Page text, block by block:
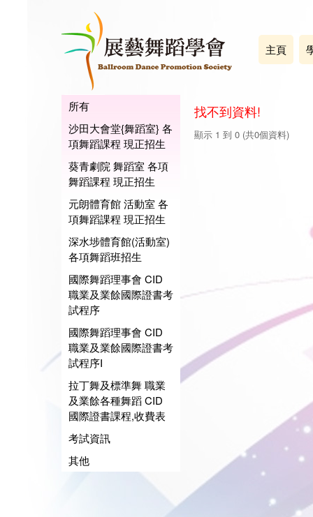
主頁
所有
沙田大會堂{舞蹈室} 各
項舞蹈課程 現正招生
葵青劇院 舞蹈室 各項
舞蹈課程 現正招生
元朗體育館 活動室 各
項舞蹈課程 現正招生
深水埗體育館(活動室)
各項舞蹈班招生
國際舞蹈理事會 CID
職業及業餘國際證書考
試程序
國際舞蹈理事會 CID
職業及業餘國際證書考
試程序I
拉丁舞及標準舞 職業
及業餘各種舞蹈 CID
國際證書課程,收費表
考試資訊
其他
找不到資料!
顯示 1 到 0 (共0個資料)